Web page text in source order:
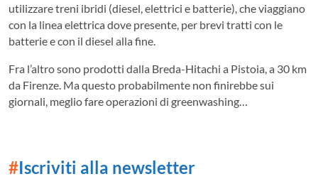
utilizzare treni ibridi (diesel, elettrici e batterie), che viaggiano
con la linea elettrica dove presente, per brevi tratti con le
batterie e con il diesel alla fine.
Fra l’altro sono prodotti dalla Breda-Hitachi a Pistoia, a 30 km
da Firenze. Ma questo probabilmente non finirebbe sui
giornali, meglio fare operazioni di greenwashing…
#Iscriviti alla newsletter